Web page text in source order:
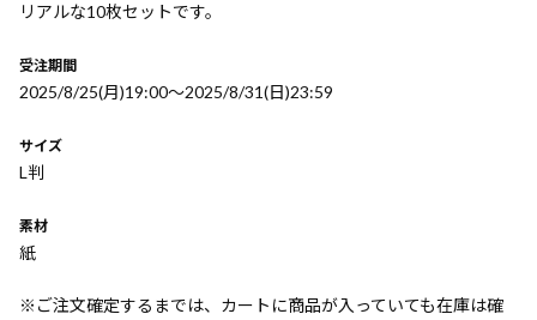
リアルな10枚セットです。
受注期間
2025/8/25(月)19:00〜2025/8/31(日)23:59
サイズ
L判
素材
紙
※ご注文確定するまでは、カートに商品が入っていても在庫は確